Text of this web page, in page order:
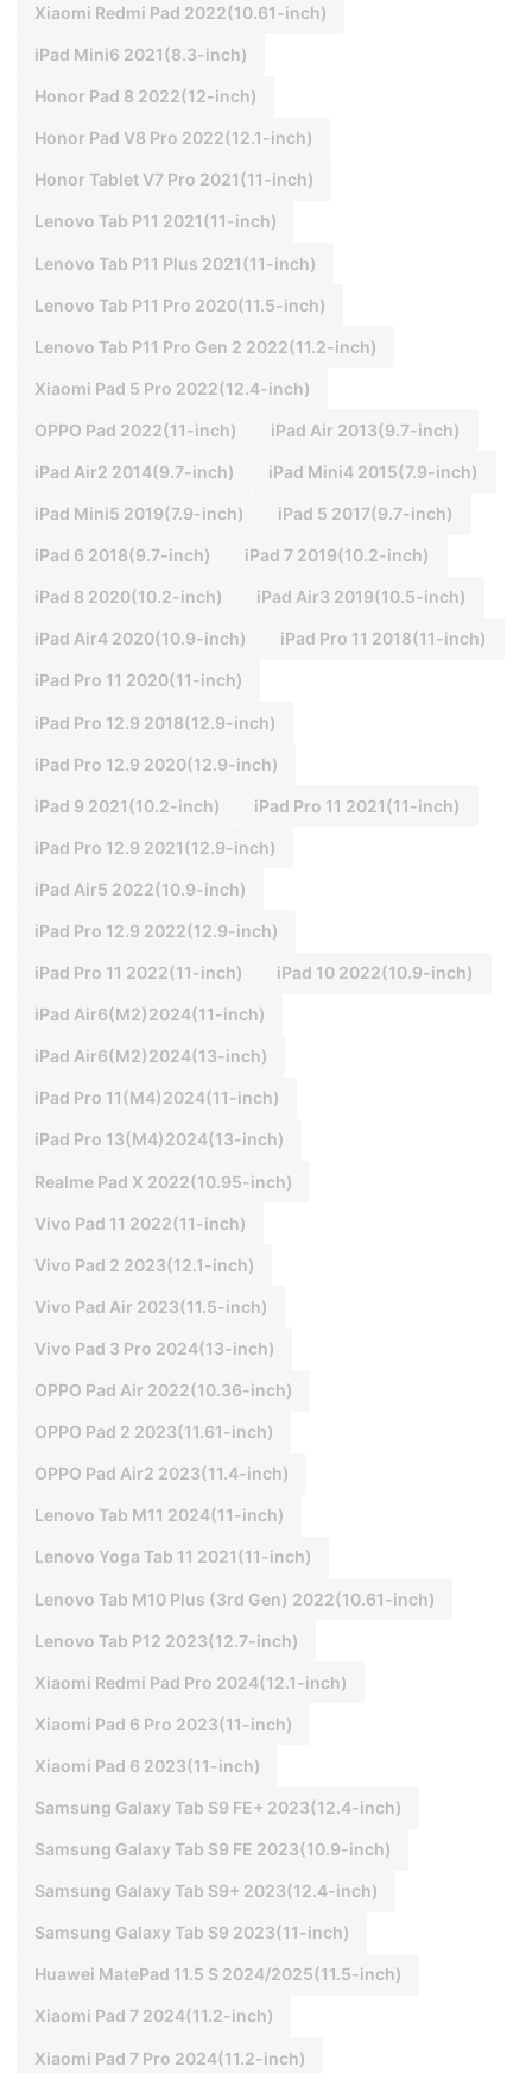
Xiaomi Redmi Pad 2022(10.61-inch)
iPad Mini6 2021(8.3-inch)
Honor Pad 8 2022(12-inch)
Honor Pad V8 Pro 2022(12.1-inch)
Honor Tablet V7 Pro 2021(11-inch)
Lenovo Tab P11 2021(11-inch)
Lenovo Tab P11 Plus 2021(11-inch)
Lenovo Tab P11 Pro 2020(11.5-inch)
Lenovo Tab P11 Pro Gen 2 2022(11.2-inch)
Xiaomi Pad 5 Pro 2022(12.4-inch)
OPPO Pad 2022(11-inch) iPad Air 2013(9.7-inch)
iPad Air2 2014(9.7-inch) iPad Mini4 2015(7.9-inch)
iPad Mini5 2019(7.9-inch) iPad 5 2017(9.7-inch)
iPad 6 2018(9.7-inch) iPad 7 2019(10.2-inch)
iPad 8 2020(10.2-inch) iPad Air3 2019(10.5-inch)
iPad Air4 2020(10.9-inch) iPad Pro 11 2018(11-inch)
iPad Pro 11 2020(11-inch)
iPad Pro 12.9 2018(12.9-inch)
iPad Pro 12.9 2020(12.9-inch)
iPad 9 2021(10.2-inch) iPad Pro 11 2021(11-inch)
iPad Pro 12.9 2021(12.9-inch)
iPad Air5 2022(10.9-inch)
iPad Pro 12.9 2022(12.9-inch)
iPad Pro 11 2022(11-inch) iPad 10 2022(10.9-inch)
iPad Air6(M2)2024(11-inch)
iPad Air6(M2)2024(13-inch)
iPad Pro 11(M4)2024(11-inch)
iPad Pro 13(M4)2024(13-inch)
Realme Pad X 2022(10.95-inch)
Vivo Pad 11 2022(11-inch)
Vivo Pad 2 2023(12.1-inch)
Vivo Pad Air 2023(11.5-inch)
Vivo Pad 3 Pro 2024(13-inch)
OPPO Pad Air 2022(10.36-inch)
OPPO Pad 2 2023(11.61-inch)
OPPO Pad Air2 2023(11.4-inch)
Lenovo Tab M11 2024(11-inch)
Lenovo Yoga Tab 11 2021(11-inch)
Lenovo Tab M10 Plus (3rd Gen) 2022(10.61-inch)
Lenovo Tab P12 2023(12.7-inch)
Xiaomi Redmi Pad Pro 2024(12.1-inch)
Xiaomi Pad 6 Pro 2023(11-inch)
Xiaomi Pad 6 2023(11-inch)
Samsung Galaxy Tab S9 FE+ 2023(12.4-inch)
Samsung Galaxy Tab S9 FE 2023(10.9-inch)
Samsung Galaxy Tab S9+ 2023(12.4-inch)
Samsung Galaxy Tab S9 2023(11-inch)
Huawei MatePad 11.5 S 2024/2025(11.5-inch)
Xiaomi Pad 7 2024(11.2-inch)
Xiaomi Pad 7 Pro 2024(11.2-inch)